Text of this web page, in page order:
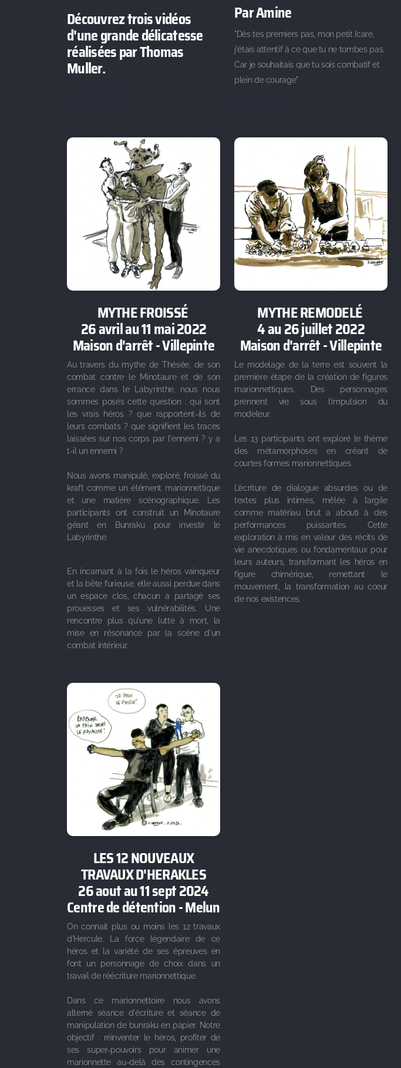
Découvrez trois vidéos
d'une grande délicatesse
réalisées par Thomas
Muller.
Par Amine
"Dès tes premiers pas, mon petit Icare,
j'étais attentif à ce que tu ne tombes pas.
Car je souhaitais que tu sois combatif et
plein de courage"
MYTHE FROISSÉ
26 avril au 11 mai 2022
Maison d'arrêt - Villepinte
Au travers du mythe de Thésée, de son
combat contre le Minotaure et de son
errance dans le Labyrinthe, nous nous
sommes posés cette question : qui sont
les vrais héros ? que rapportent-ils de
leurs combats ? que signifient les traces
laissées sur nos corps par l'ennemi ? y a
t-il un ennemi ?
Nous avons manipulé, exploré, froissé du
kraft comme un élément marionnettique
et une matière scénographique. Les
participants ont construit un Minotaure
géant en Bunraku pour investir le
Labyrinthe.
En incarnant à la fois le héros vainqueur
et la bête furieuse, elle aussi perdue dans
un espace clos, chacun a partagé ses
prouesses et ses vulnérabilités. Une
rencontre plus qu'une lutte à mort, la
mise en résonance par la scène d'un
combat intérieur.
MYTHE REMODELÉ
4 au 26 juillet 2022
Maison d'arrêt - Villepinte
Le modelage de la terre est souvent la
première étape de la création de figures
marionnettiques. Des personnages
prennent vie sous l’impulsion du
modeleur.
Les 13 participants ont exploré le thème
des métamorphoses en créant de
courtes formes marionnettiques.
L’écriture de dialogue absurdes ou de
textes plus intimes, mêlée à l’argile
comme matériau brut a abouti à des
performances puissantes. Cette
exploration à mis en valeur des récits de
vie anecdotiques ou fondamentaux pour
leurs auteurs, transformant les héros en
figure chimérique, remettant le
mouvement, la transformation au cœur
de nos existences.
LES 12 NOUVEAUX
TRAVAUX D'HERAKLES
26 aout au 11 sept 2024
Centre de détention - Melun
On connait plus ou moins les 12 travaux
d'Hercule. La force légendaire de ce
héros et la variété de ses épreuves en
font un personnage de choix dans un
travail de réécriture marionnettique.
Dans ce marionnettoire nous avons
alterné séance d'écriture et séance de
manipulation de bunraku en papier. Notre
objectif : réinventer le héros, profiter de
ses super-pouvoirs pour animer une
marionnette au-delà des contingences